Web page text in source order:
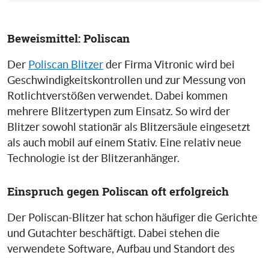
Beweismittel: Poliscan
Der Poliscan Blitzer der Firma Vitronic wird bei
Geschwindigkeitskontrollen und zur Messung von
Rotlichtverstößen verwendet. Dabei kommen
mehrere Blitzertypen zum Einsatz. So wird der
Blitzer sowohl stationär als Blitzersäule eingesetzt
als auch mobil auf einem Stativ. Eine relativ neue
Technologie ist der Blitzeranhänger.
Einspruch gegen Poliscan oft erfolgreich
Der Poliscan-Blitzer hat schon häufiger die Gerichte
und Gutachter beschäftigt. Dabei stehen die
verwendete Software, Aufbau und Standort des